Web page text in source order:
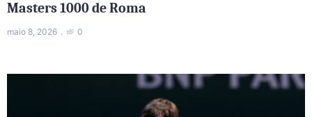
Masters 1000 de Roma
maio 8, 2026 0